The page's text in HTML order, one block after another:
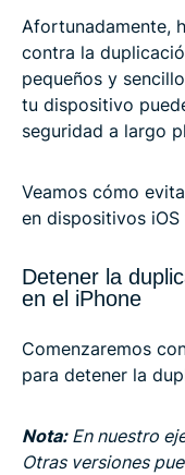
Afortunadamente,
contra la
pequeños y
tu dispositivo
seguridad a largo
Veamos cómo
en dispositivos
Detener la
en el iPhone
Comenzaremos
para detener la
Nota:En nuestro
Otras versiones